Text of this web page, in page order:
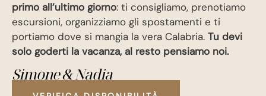
primo all’ultimo giorno: ti consigliamo, prenotiamo
escursioni, organizziamo gli spostamenti e ti
portiamo dove si mangia la vera Calabria. Tu devi
solo goderti la vacanza, al resto pensiamo noi.
Simone & Nadia